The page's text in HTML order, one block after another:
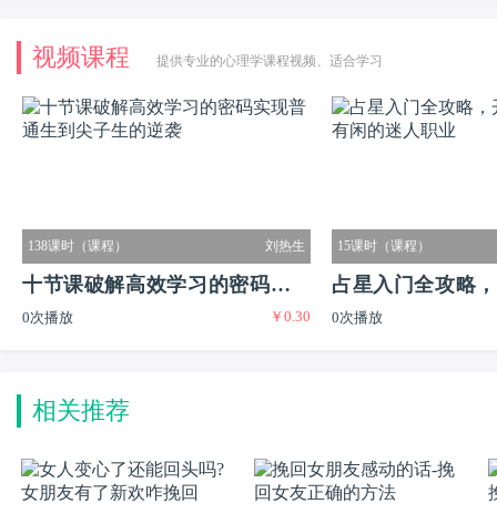
视频课程 提供专业的心理学课程视频、适合学习
138课时（课程） 刘热生
十节课破解高效学习的密码实现
普通生到尖子生的逆袭
0次播放 ￥0.30
15课时（课程）
占星入门全攻略
又有闲的迷人职业
0次播放
相关推荐